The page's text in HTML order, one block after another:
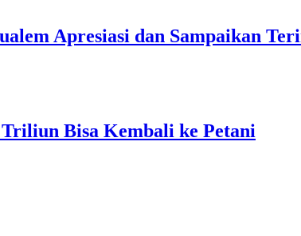
Apresiasi dan Sampaikan
Bisa Kembali ke Petani